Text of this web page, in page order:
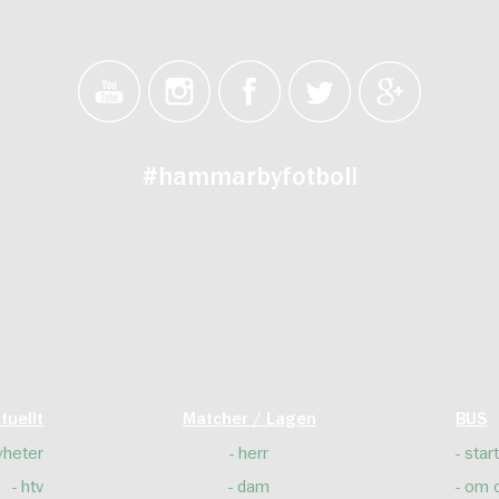
#hammarbyfotboll
htv
Matcher / Lagen
herr
dam
BUS
start
om